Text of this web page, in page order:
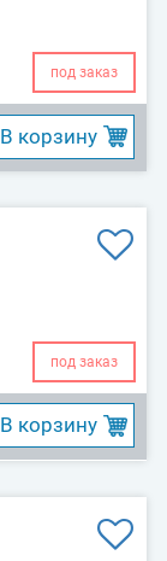
под заказ
B корзину
под заказ
B корзину